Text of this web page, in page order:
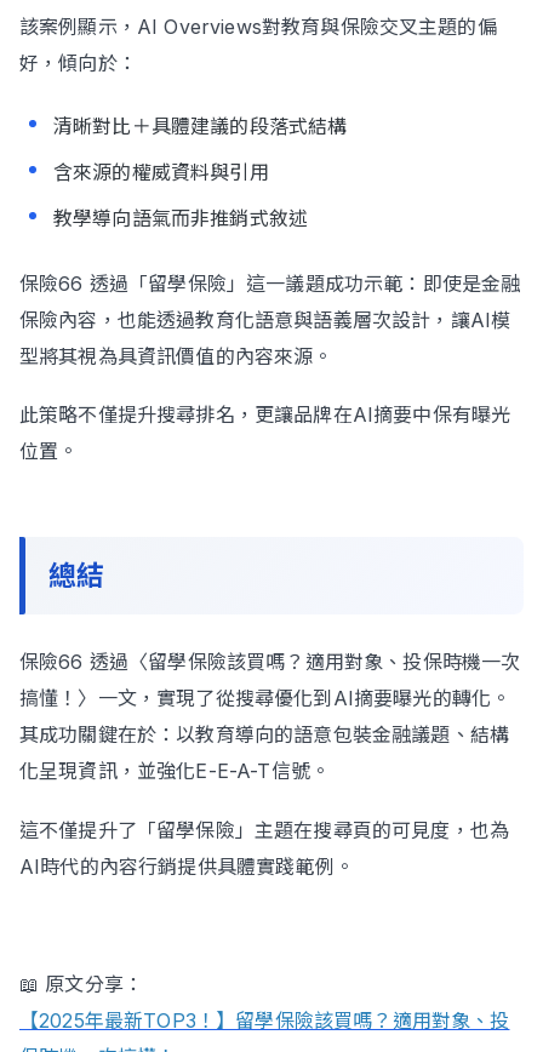
該案例顯示，AI Overviews對教育與保險交叉主題的偏
好，傾向於：
清晰對比＋具體建議的段落式結構
含來源的權威資料與引用
教學導向語氣而非推銷式敘述
保險66 透過「留學保險」這一議題成功示範：即使是金融
保險內容，也能透過教育化語意與語義層次設計，讓AI模
型將其視為具資訊價值的內容來源。
此策略不僅提升搜尋排名，更讓品牌在AI摘要中保有曝光
位置。
總結
保險66 透過〈留學保險該買嗎？適用對象、投保時機一次
搞懂！〉一文，實現了從搜尋優化到AI摘要曝光的轉化。
其成功關鍵在於：以教育導向的語意包裝金融議題、結構
化呈現資訊，並強化E-E-A-T信號。
這不僅提升了「留學保險」主題在搜尋頁的可見度，也為
AI時代的內容行銷提供具體實踐範例。
📖 原文分享：
【2025年最新TOP3！】留學保險該買嗎？適用對象、投